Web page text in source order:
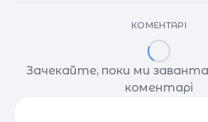
КОМЕНТАРІ
Зачекайте, поки ми
коментарі